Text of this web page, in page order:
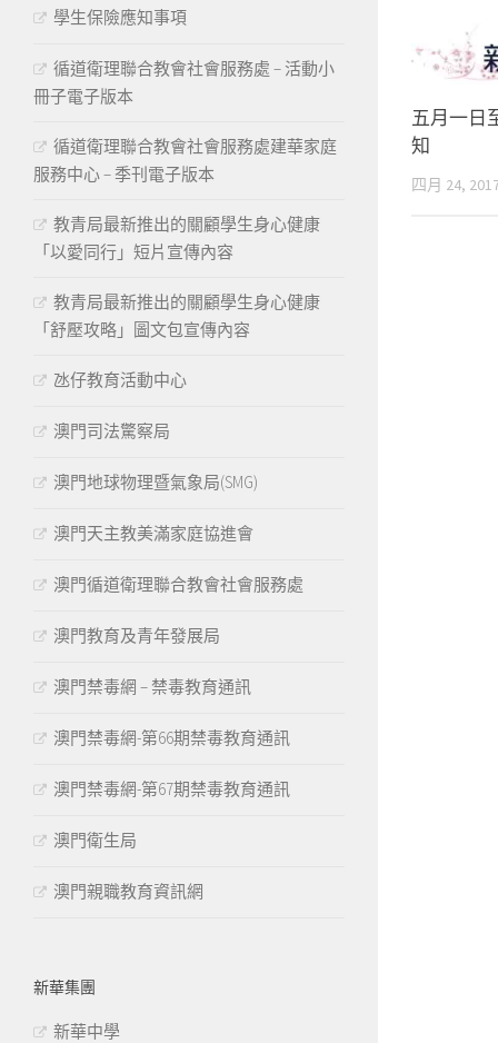
五月一日
知
四月 24,
學生保險應知事項
循道衛理聯合教會社會服務處 – 活動小
冊子電子版本
循道衛理聯合教會社會服務處建華家庭
服務中心 – 季刊電子版本
教青局最新推出的關顧學生身心健康
「以愛同行」短片宣傳內容
教青局最新推出的關顧學生身心健康
「舒壓攻略」圖文包宣傳內容
氹仔教育活動中心
澳門司法驚察局
澳門地球物理暨氣象局(SMG)
澳門天主教美滿家庭協進會
澳門循道衛理聯合教會社會服務處
澳門教育及青年發展局
澳門禁毒網 – 禁毒教育通訊
澳門禁毒網-第66期禁毒教育通訊
澳門禁毒網-第67期禁毒教育通訊
澳門衛生局
澳門親職教育資訊網
新華集團
新華中學